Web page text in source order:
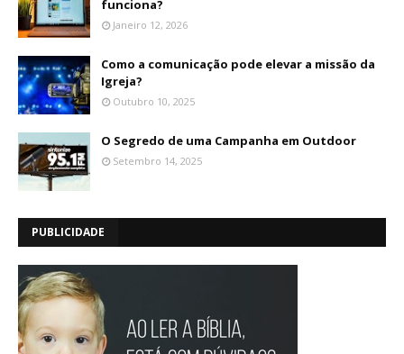
funciona?
Janeiro 12, 2026
Como a comunicação pode elevar a missão da
Igreja?
Outubro 10, 2025
O Segredo de uma Campanha em Outdoor
Setembro 14, 2025
PUBLICIDADE